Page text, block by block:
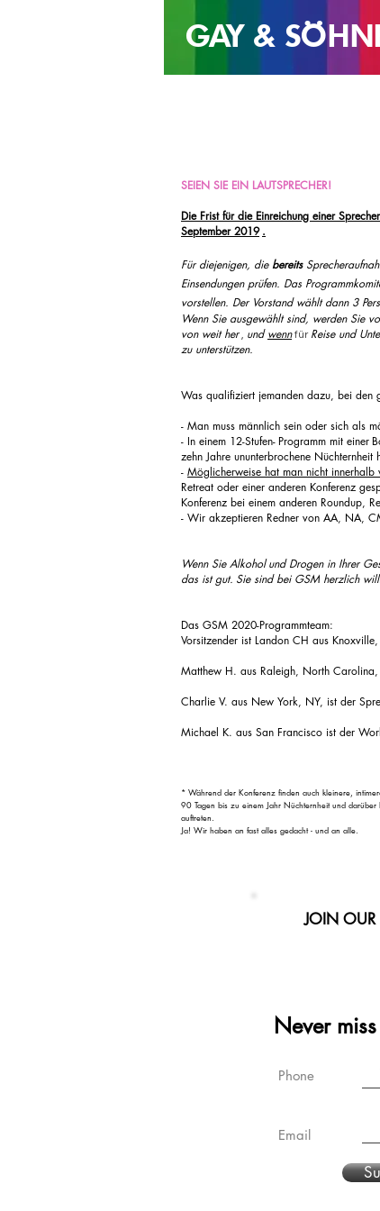
GAY &
SEIEN SIE EIN LAUTSPRECHER!
Die Frist für die Einreichung einer
September 2019 .
Für diejenigen, diebereits
Einsendungen prüfen. Das
vorstellen. Der Vorstand wählt dann 3
Wenn Sie ausgewählt sind, werden Sie
von weit her, undwennfür Reise und
zu unterstützen.
Was qualifiziert jemanden dazu, bei den
- Man muss männlich sein oder sich als
- In einem 12-Stufen-Programm mit einer
zehn Jahre ununterbrochene Nüchternheit
- Möglicherweise hat man nicht
Retreat oder einer anderen Konferenz
Konferenz bei einem anderen Roundup,
- Wir akzeptieren Redner von AA, NA,
Wenn Sie Alkohol und Drogen in Ihrer
das ist gut. Sie sind bei GSM herzlich
Das GSM 2020-Programmteam:
Vorsitzender ist Landon CH aus Knoxville,
Matthew H. aus Raleigh, North Carolina,
Charlie V. aus New York, NY, ist der
Michael K. aus San Francisco ist der
* Während der Konferenz finden auch kleinere,
90 Tagen bis zu einem Jahr Nüchternheit und
auftreten.
Ja! Wir haben an fast alles gedacht - und an alle.
JOIN OUR
Never
Phone
Email